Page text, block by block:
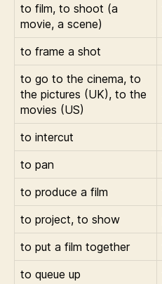
to film, to shoot (a
movie, a scene)
to frame a shot
to go to the cinema, to
the pictures (UK), to the
movies (US)
to intercut
to pan
to produce a film
to project, to show
to put a film together
to queue up